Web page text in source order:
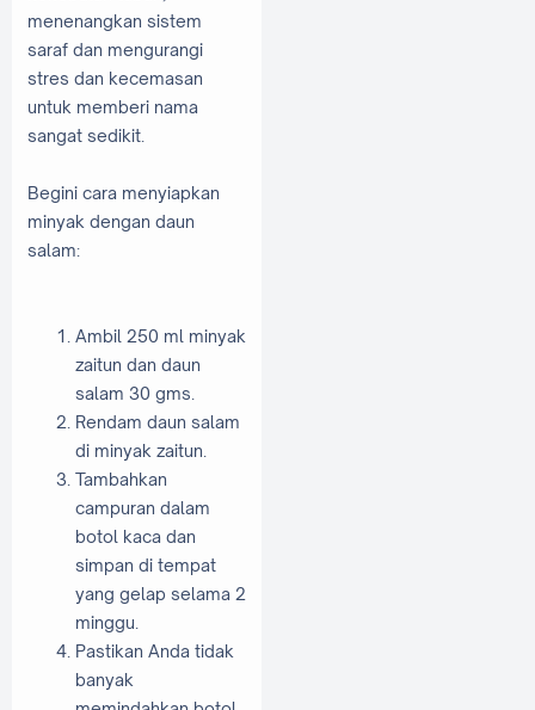
menenangkan sistem
saraf dan mengurangi
stres dan kecemasan
untuk memberi nama
sangat sedikit.
Begini cara menyiapkan
minyak dengan daun
salam:
Ambil 250 ml minyak
zaitun dan daun
salam 30 gms.
Rendam daun salam
di minyak zaitun.
Tambahkan
campuran dalam
botol kaca dan
simpan di tempat
yang gelap selama 2
minggu.
Pastikan Anda tidak
banyak